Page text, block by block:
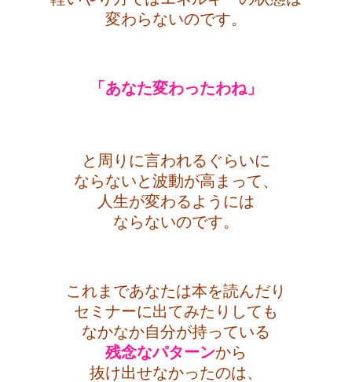
変わらないのです。
「あなた変わったわね」
と周りに言われるぐらいに
ならないと波動が高まって、
人生が変わるようには
ならないのです。
これまであなたは本を読んだり
セミナーに出てみたりしても
なかなか自分が持っている
残念なパターンから
抜け出せなかったのは、